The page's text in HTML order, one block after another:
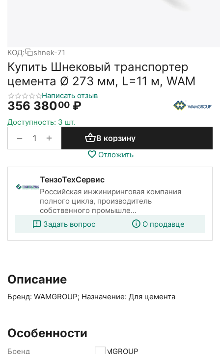
КОД: shnek-71
Купить Шнековый транспортер
цемента Ø 273 мм, L=11 м, WAM
Написать отзыв
356 38000 ₽
Доступность: 3 шт.
+
− В корзину
Отложить
ТензоТехСервис
Российская инжиниринговая компания
полного цикла, производитель
собственного промышле...
Задать вопрос
О продавце
Описание
Бренд: WAMGROUP; Назначение: Для цемента
Особенности
Бренд
WAMGROUP